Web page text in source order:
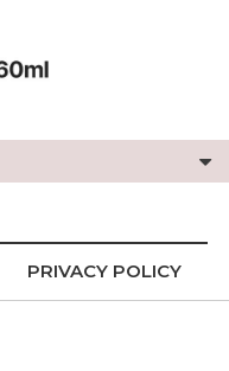
PRIVACY POLICY